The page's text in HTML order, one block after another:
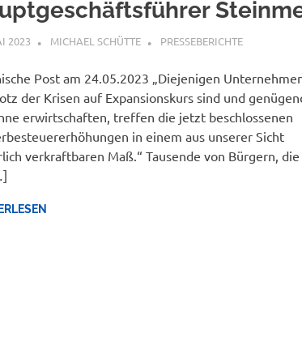
2023 MICHAEL SCHÜTTE PRESSEBERICHTE
Post am 24.05.2023 „Diejenigen
der Krisen auf Expansionskurs sind und
erwirtschaften, treffen die jetzt beschlossenen
in einem aus unserer Sicht
verkraftbaren Maß.“ Tausende von Bürgern, die